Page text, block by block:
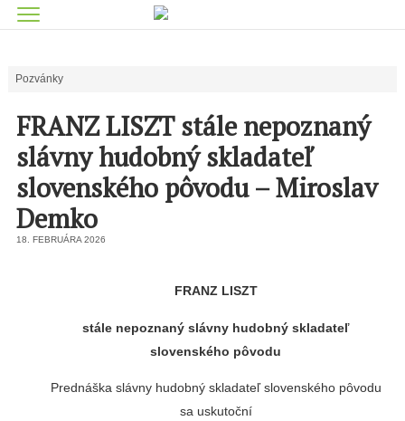
Pozvánky
FRANZ LISZT stále nepoznaný
slávny hudobný skladateľ
slovenského pôvodu – Miroslav
Demko
18. FEBRUÁRA 2026
FRANZ LISZT
stále nepoznaný slávny hudobný skladateľ
slovenského pôvodu
Prednáška slávny hudobný skladateľ slovenského pôvodu
sa uskutoční